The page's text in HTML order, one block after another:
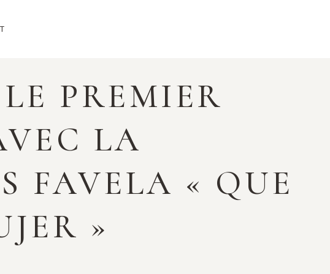
PREMIER
LA
FAVELA « QUE
»